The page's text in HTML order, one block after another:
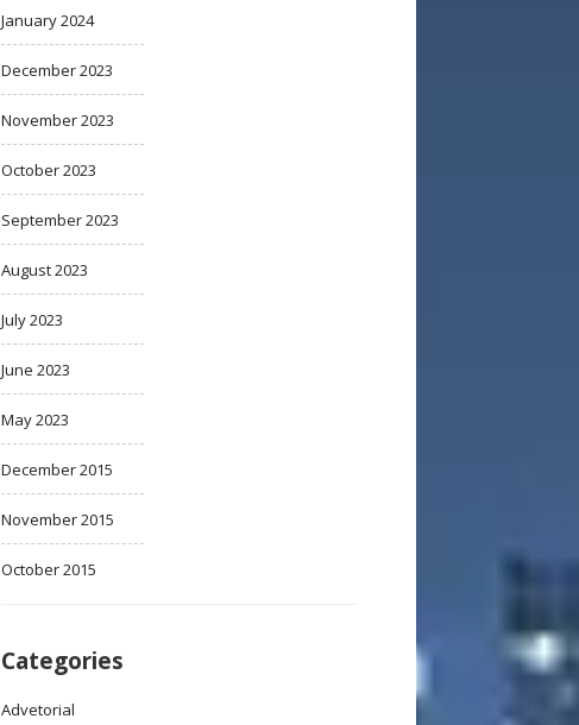
January 2024
December 2023
November 2023
October 2023
September 2023
August 2023
July 2023
June 2023
May 2023
December 2015
November 2015
October 2015
Categories
Advetorial